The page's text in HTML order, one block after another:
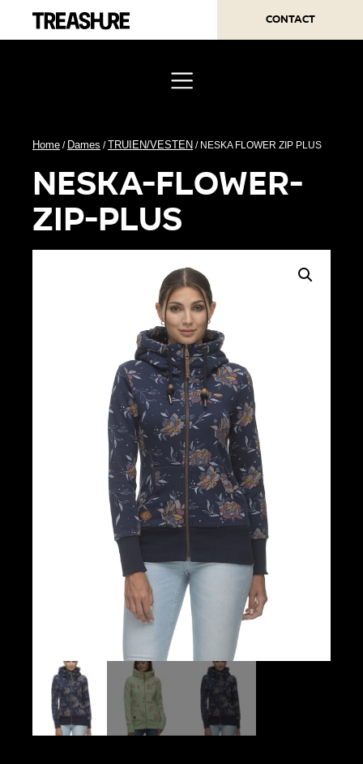
Contact
Home / Dames /TRUIEN/VESTEN / NESKA FLOWER ZIP PLUS
neska-flower-
zip-plus